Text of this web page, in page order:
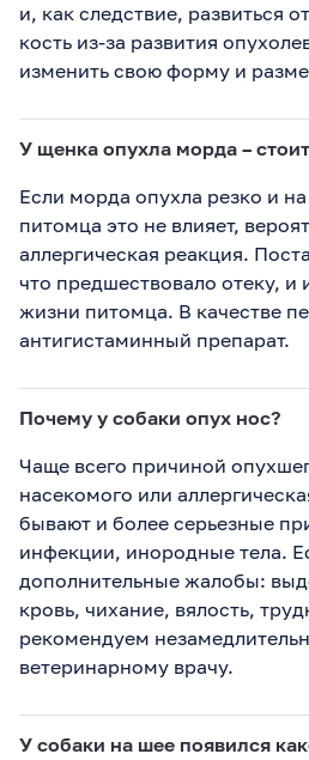
и, как следствие, развиться
кость из-за развития
изменить свою форму и
У щенка опухла морда –
Если морда опухла резко и
питомца это не влияет,
аллергическая реакция.
что предшествовало отеку, и
жизни питомца. В качестве
антигистаминный препарат.
Почему у собаки опух нос?
Чаще всего причиной
насекомого или
бывают и более серьезные
инфекции, инородные тела.
дополнительные жалобы:
кровь, чихание, вялость,
рекомендуем
ветеринарному врачу.
У собаки на шее появился